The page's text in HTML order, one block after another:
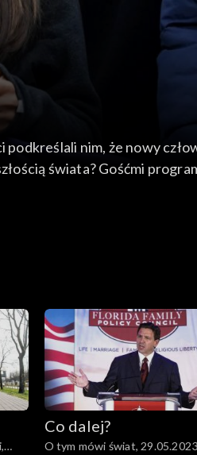
podkreślali nim, że nowy
świata? Gośćmi
Co dalej?
O tym mówi świat, 29.05.2023